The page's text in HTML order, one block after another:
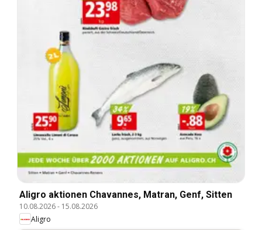
Aligro aktionen Chavannes, Matran, Genf, Sitten
10.08.2026- 15.08.2026
Aligro